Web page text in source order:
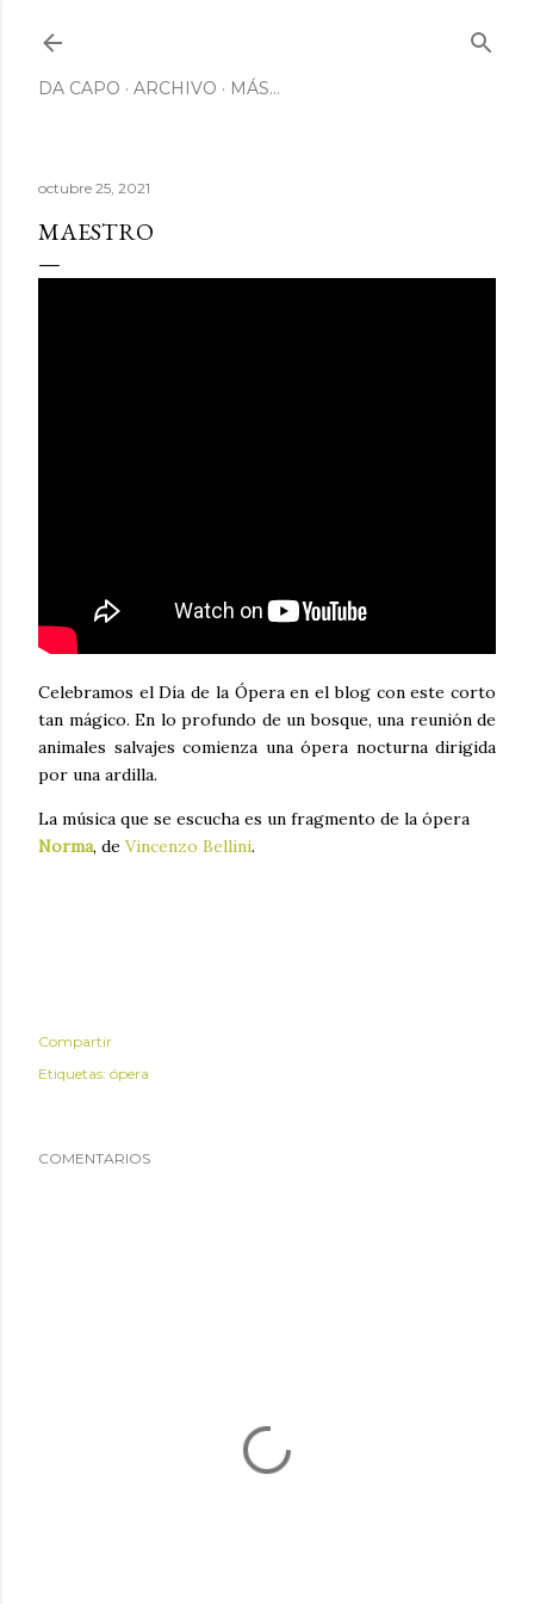
DA CAPO ARCHIVO MÁS…
octubre 25, 2021
MAESTRO
Celebramos el Día de la Ópera en el blog con este corto
tan mágico. En lo profundo de un bosque, una reunión de
animales salvajes comienza una ópera nocturna dirigida
por una ardilla.
La música que se escucha es un fragmento de la ópera
Norma, de Vincenzo Bellini.
Compartir
Etiquetas: ópera
COMENTARIOS